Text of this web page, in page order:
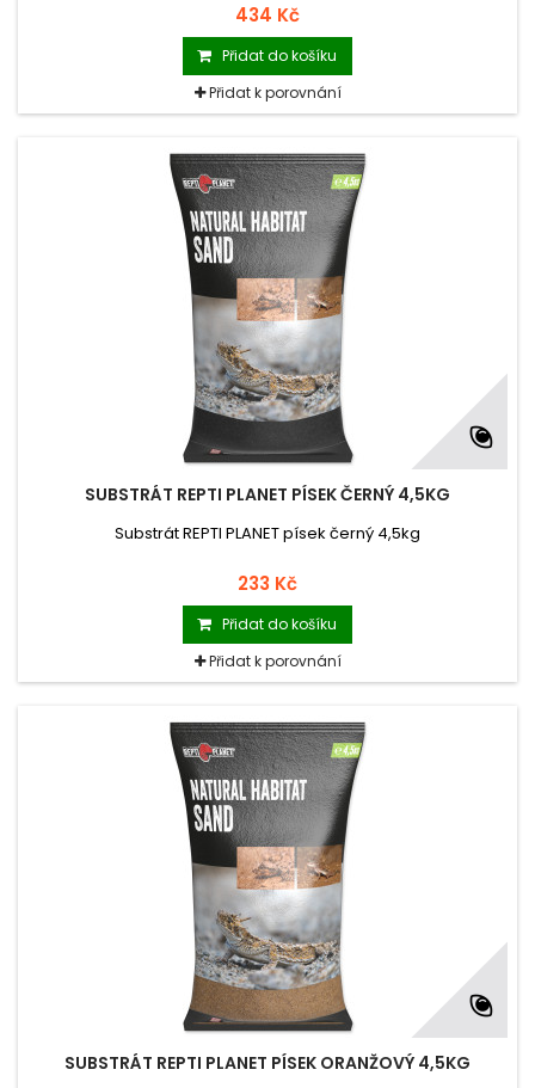
434 Kč
Přidat do košíku
Přidat k porovnání
SUBSTRÁT REPTI PLANET PÍSEK ČERNÝ 4,5KG
Substrát REPTI PLANET písek černý 4,5kg
233 Kč
Přidat do košíku
Přidat k porovnání
SUBSTRÁT REPTI PLANET PÍSEK ORANŽOVÝ 4,5KG